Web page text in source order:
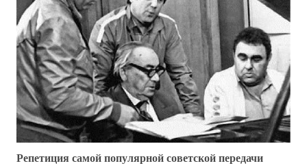
Репетиция самой популярной советской передачи